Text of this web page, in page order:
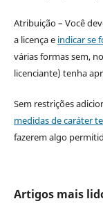
Atribuição – Você
a licença e indicar se
várias formas sem,
licenciante) tenha
Sem restrições
medidas de caráter
fazerem algo
Artigos mais